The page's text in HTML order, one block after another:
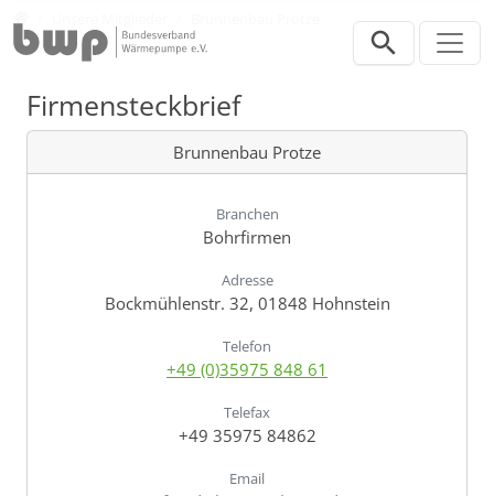
Firmensteckbrief
Brunnenbau Protze
Branchen
Bohrfirmen
Adresse
Bockmühlenstr. 32, 01848 Hohnstein
Telefon
+49 (0)35975 848 61
Telefax
+49 35975 84862
Email